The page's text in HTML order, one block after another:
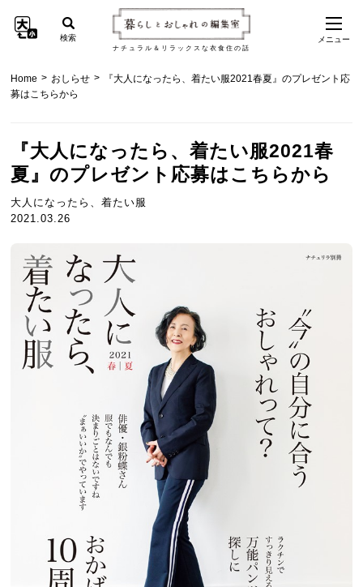
ナチュラル＆リラックスな衣食住の話
検索 メニュー
Home > おしらせ >
『大人になったら、着たい服2021春夏』のプレゼント応
募はこちらから
『大人になったら、着たい服2021春
夏』のプレゼント応募はこちらから
大人になったら、着たい服
2021.03.26